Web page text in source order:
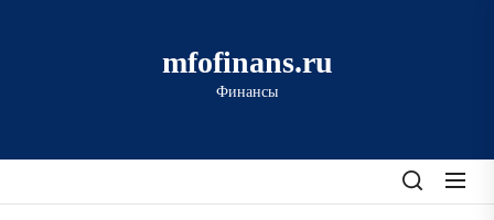
mfofinans.ru
Финансы